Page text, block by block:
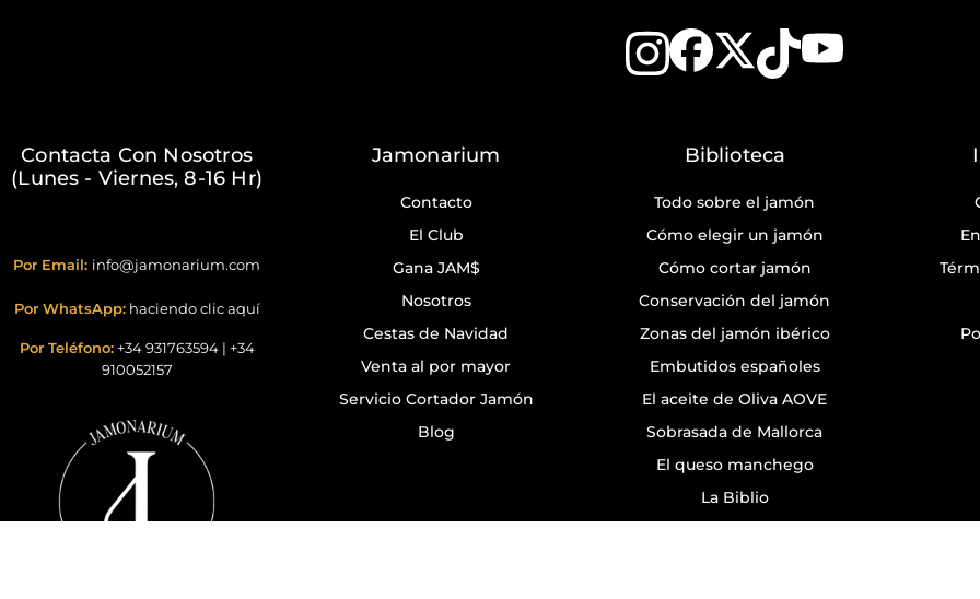
Contacta Con Nosotros
(Lunes - Viernes, 8-16 Hr)
Por Email: info@jamonarium.com
Por WhatsApp: haciendo clic aquí
Por Teléfono: +34 931763594| +34
910052157
Jamonarium
Contacto
El Club
Gana JAM$
Nosotros
Cestas de Navidad
Venta al por mayor
Servicio Cortador Jamón
Blog
Biblioteca
Todo sobre el jamón
Cómo elegir un jamón
Cómo cortar jamón
Conservación del jamón
Zonas del jamón ibérico
Embutidos españoles
El aceite de Oliva AOVE
Sobrasada de Mallorca
El queso manchego
La Biblio